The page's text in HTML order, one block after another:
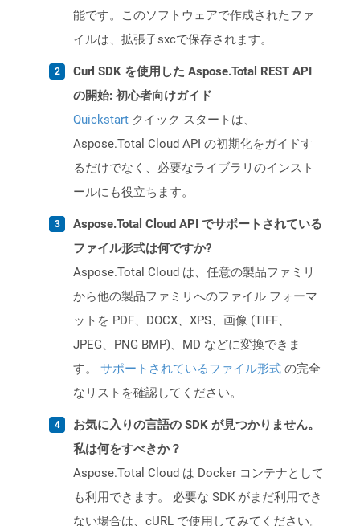
能です。このソフトウェアで作成されたファ
イルは、拡張子sxcで保存されます。
Curl SDK を使用した Aspose.Total REST API
の開始: 初心者向けガイド
Quickstart クイック スタートは、
Aspose.Total Cloud API の初期化をガイドす
るだけでなく、必要なライブラリのインスト
ールにも役立ちます。
Aspose.Total Cloud API でサポートされている
ファイル形式は何ですか?
Aspose.Total Cloud は、任意の製品ファミリ
から他の製品ファミリへのファイル フォーマ
ットを PDF、DOCX、XPS、画像 (TIFF、
JPEG、PNG BMP)、MD などに変換できま
す。 サポートされているファイル形式 の完全
なリストを確認してください。
お気に入りの言語の SDK が見つかりません。
私は何をすべきか？
Aspose.Total Cloud は Docker コンテナとして
も利用できます。 必要な SDK がまだ利用でき
ない場合は、cURL で使用してみてください。